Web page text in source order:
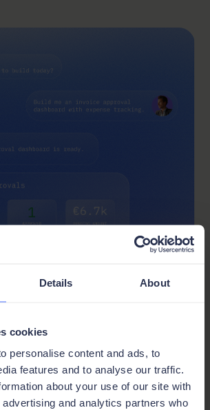
Details About
cookies
personalise content and ads, to
features and to analyse our traffic.
about your use of our site with
and analytics partners who
und Rechnungen an einem
Status für jede Transaktion.